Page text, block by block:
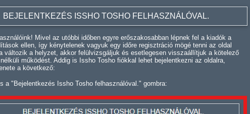
BEJELENTKEZÉS ISSHO TOSHO FELHASZNÁLÓVAL.
Mivel az utóbbi időben egyre erőszakosabban lépnek fel a kiadók a
ellen, így kénytelenek vagyuk egy időre regisztráció mögé tenni az oldal
változik a helyzet, akkor felülvizsgáljuk és esetlegesen visszaállítjuk a kötelező
működést. Addig is Issho Tosho fiókkal lehet bejelentkezni az oldalra,
a következő:
a "Bejelentkezés Issho Tosho felhasználóval." gombra: